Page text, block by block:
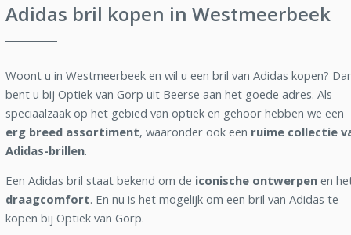
Adidas bril kopen in Westmeerbeek
Woont u in Westmeerbeek en wil u een bril van Adidas kopen?
bent u bij Optiek van Gorp uit Beerse aan het goede adres. Als
speciaalzaak op het gebied van optiek en gehoor hebben we een
erg breed assortiment, waaronder ook een ruime collectie
Adidas-brillen.
Een Adidas bril staat bekend om de iconische ontwerpen en
draagcomfort. En nu is het mogelijk om een bril van Adidas te
kopen bij Optiek van Gorp.